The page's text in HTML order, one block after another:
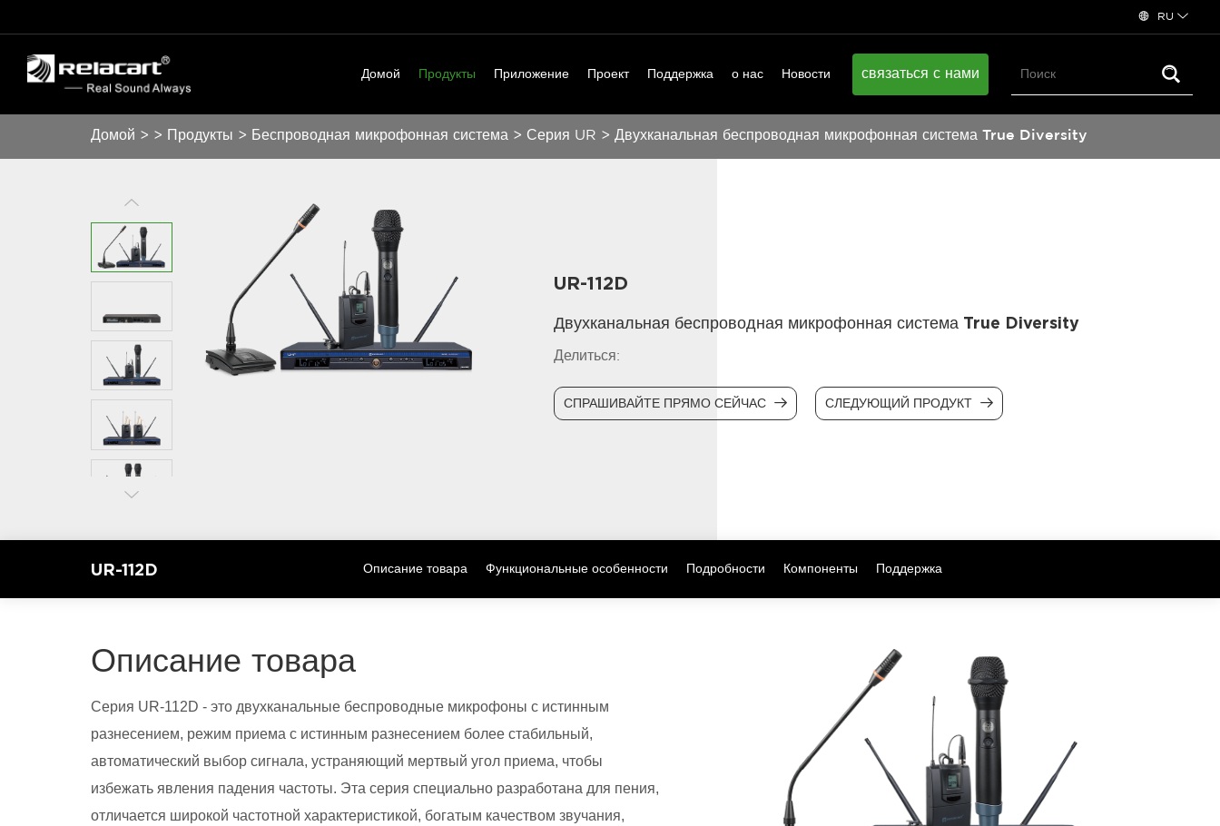
RU
Домой Продукты Приложение Проект Поддержка о нас Новости связаться с нами
Домой > > Продукты > Беспроводная микрофонная система > Серия UR > Двухканальная беспроводная микрофонная система True Diversity
UR-112D
Двухканальная беспроводная микрофонная система True Diversity
Делиться:
СПРАШИВАЙТЕ ПРЯМО СЕЙЧАС СЛЕДУЮЩИЙ ПРОДУКТ
UR-112D Описание товара Функциональные особенности Подробности Компоненты Поддержка
Описание товара
Серия UR-112D - это двухканальные беспроводные микрофоны с истинным
разнесением, режим приема с истинным разнесением более стабильный,
автоматический выбор сигнала, устраняющий мертвый угол приема, чтобы
избежать явления падения частоты. Эта серия специально разработана для пения,
отличается широкой частотной характеристикой, богатым качеством звучания,